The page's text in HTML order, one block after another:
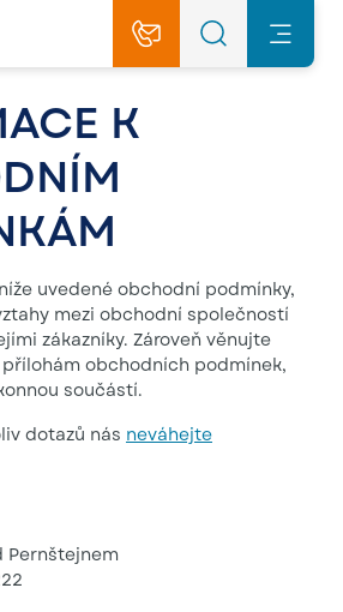
K
uvedené obchodní podmínky,
mezi obchodní společností
zákazníky. Zároveň věnujte
obchodních podmínek,
součástí.
dotazů nás neváhejte
Pernštejnem